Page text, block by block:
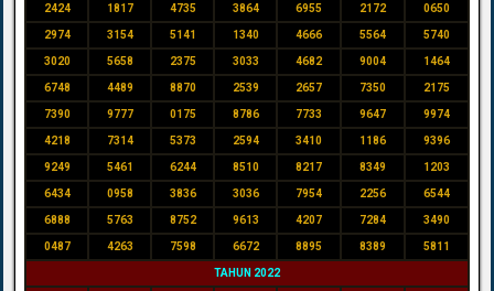
2424 1817 4735 3864 6955 2172 0650
2974 3154 5141 1340 4666 5564 5740
3020 5658 2375 3033 4682 9004 1464
6748 4489 8870 2539 2657 7350 2175
7390 9777 0175 8786 7733 9647 9974
4218 7314 5373 2594 3410 1186 9396
9249 5461 6244 8510 8217 8349 1203
6434 0958 3836 3036 7954 2256 6544
6888 5763 8752 9613 4207 7284 3490
0487 4263 7598 6672 8895 8389 5811
TAHUN 2022